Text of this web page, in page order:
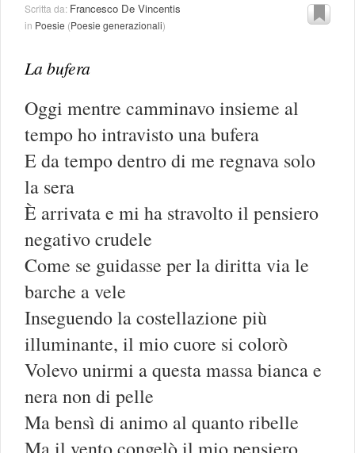
Scritta da: Francesco De Vincentis
in Poesie (Poesie generazionali)
La bufera
Oggi mentre camminavo insieme al
tempo ho intravisto una bufera
E da tempo dentro di me regnava solo
la sera
È arrivata e mi ha stravolto il pensiero
negativo crudele
Come se guidasse per la diritta via le
barche a vele
Inseguendo la costellazione più
illuminante, il mio cuore si colorò
Volevo unirmi a questa massa bianca e
nera non di pelle
Ma bensì di animo al quanto ribelle